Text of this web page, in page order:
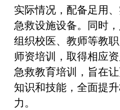
实际情况，配备足用
急救设施设备。同时
组织校医、教师等教
师资培训，取得相应
急救教育培训，旨在
知识和技能，全面提
力。